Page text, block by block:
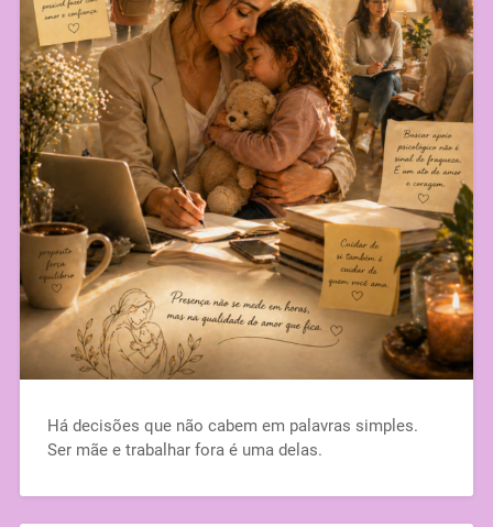
Há decisões que não cabem em palavras simples.
Ser mãe e trabalhar fora é uma delas.